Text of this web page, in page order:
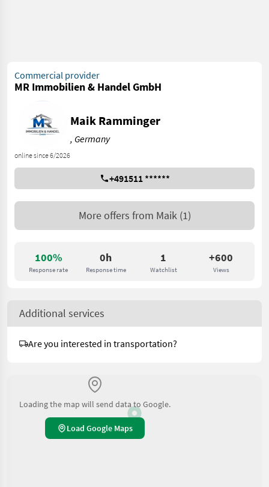
100%
Response rate
0h
Response time
1
Watchlist
+600
Views
Commercial provider
MR Immobilien & Handel GmbH
online since 6/2026
Maik Ramminger
, Germany
+491511 ******
More offers from Maik (1)
Additional services
Are you interested in transportation?
Loading the map will send data to Google.
Load Google Maps